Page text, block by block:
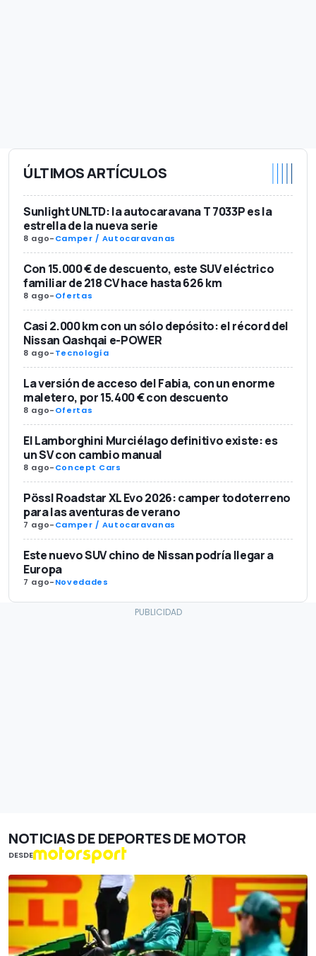
ÚLTIMOS ARTÍCULOS
Sunlight UNLTD: la autocaravana T 7033P es la
estrella de la nueva serie
8 ago-Camper / Autocaravanas
Con 15.000 € de descuento, este SUV eléctrico
familiar de 218 CV hace hasta 626 km
8 ago-Ofertas
Casi 2.000 km con un sólo depósito: el récord del
Nissan Qashqai e-POWER
8 ago-Tecnología
La versión de acceso del Fabia, con un enorme
maletero, por 15.400 € con descuento
8 ago-Ofertas
El Lamborghini Murciélago definitivo existe: es
un SV con cambio manual
8 ago-Concept Cars
Pössl Roadstar XL Evo 2026: camper todoterreno
para las aventuras de verano
7 ago-Camper / Autocaravanas
Este nuevo SUV chino de Nissan podría llegar a
Europa
7 ago-Novedades
NOTICIAS DE DEPORTES DE MOTOR
DESDE